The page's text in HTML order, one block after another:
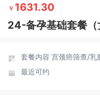
￥ 1631.30
24-备孕基础套餐（
套餐内容 宫颈癌筛查/乳
最近可约